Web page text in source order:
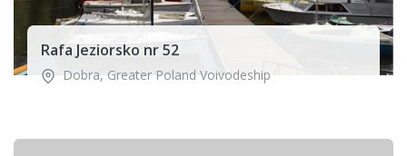
Rafa Jeziorsko nr 52
Dobra, Greater Poland Voivodeship